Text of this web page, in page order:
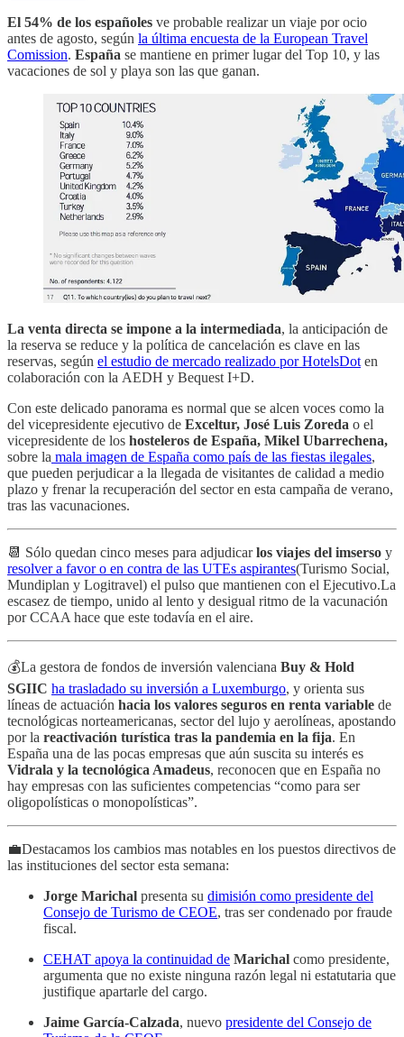
El 54% de los españoles ve probable realizar un viaje por ocio
antes de agosto, según la última encuesta de la European Travel
Comission. España se mantiene en primer lugar del Top 10, y las
vacaciones de sol y playa son las que ganan.
La venta directa se impone a la intermediada, la anticipación de
la reserva se reduce y la política de cancelación es clave en las
reservas, según el estudio de mercado realizado por HotelsDot en
colaboración con la AEDH y Bequest I+D.
Con este delicado panorama es normal que se alcen voces como la
del vicepresidente ejecutivo de Exceltur, José Luis Zoreda o el
vicepresidente de los hosteleros de España, Mikel Ubarrechena,
sobre la mala imagen de España como país de las fiestas ilegales,
que pueden perjudicar a la llegada de visitantes de calidad a medio
plazo y frenar la recuperación del sector en esta campaña de verano,
tras las vacunaciones.
📆 Sólo quedan cinco meses para adjudicarlos viajes del imserso y
resolver a favor o en contra de las UTEs aspirantes(Turismo Social,
Mundiplan y Logitravel) el pulso que mantienen con el Ejecutivo.La
escasez de tiempo, unido al lento y desigual ritmo de la vacunación
por CCAA hace que este todavía en el aire.
💰La gestora de fondos de inversión valenciana Buy & Hold
SGIIC ha trasladado su inversión a Luxemburgo, y orienta sus
líneas de actuación hacia los valores seguros en renta variable de
tecnológicas norteamericanas, sector del lujo y aerolíneas, apostando
por la reactivación turística tras la pandemia en la fija. En
España una de las pocas empresas que aún suscita su interés es
Vidrala y la tecnológica Amadeus, reconocen que en España no
hay empresas con las suficientes competencias “como para ser
oligopolísticas o monopolísticas”.
💼Destacamos los cambios mas notables en los puestos directivos de
las instituciones del sector esta semana:
Jorge Marichal presenta su dimisión como presidente del
Consejo de Turismo de CEOE, tras ser condenado por fraude
fiscal.
CEHAT apoya la continuidad de Marichal como presidente,
argumenta que no existe ninguna razón legal ni estatutaria que
justifique apartarle del cargo.
Jaime García-Calzada, nuevo presidente del Consejo de